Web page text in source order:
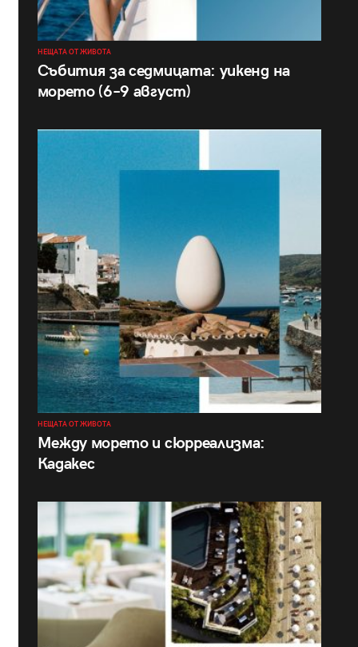
НЕЩАТА ОТ ЖИВОТА
Събития за седмицата: уикенд на
морето (6–9 август)
НЕЩАТА ОТ ЖИВОТА
Между морето и сюрреализма:
Кадакес